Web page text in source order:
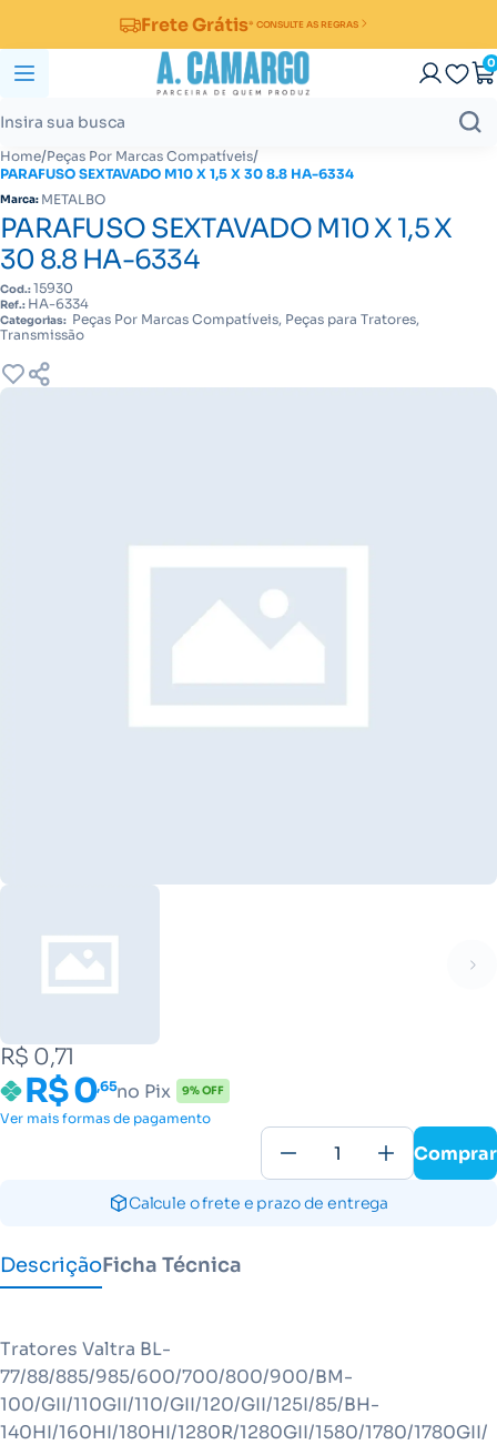
Frete Grátis* CONSULTE AS REGRAS
0
Home/Peças Por Marcas Compatíveis/
PARAFUSO SEXTAVADO M10 X 1,5 X 30 8.8 HA-6334
Marca: METALBO
PARAFUSO SEXTAVADO M10 X 1,5 X
30 8.8 HA-6334
Cod.:15930
Ref.: HA-6334
Categorias: Peças Por Marcas Compatíveis, Peças para Tratores,
Transmissão
R$ 0,71
R$ 0,65no Pix 9% OFF
Ver mais formas de pagamento
Comprar
Calcule o frete e prazo de entrega
DescriçãoFicha Técnica
Tratores Valtra BL-
77/88/885/985/600/700/800/900/BM-
100/GII/110GII/110/GII/120/GII/125I/85/BH-
140HI/160HI/180HI/1280R/1280GII/1580/1780/1780GII/